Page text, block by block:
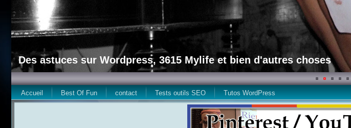
Des astuces sur Wordpress, 3615 Mylife et bien d'autres choses
Accueil Best Of Fun contact Tests outils SEO Tutos WordPress